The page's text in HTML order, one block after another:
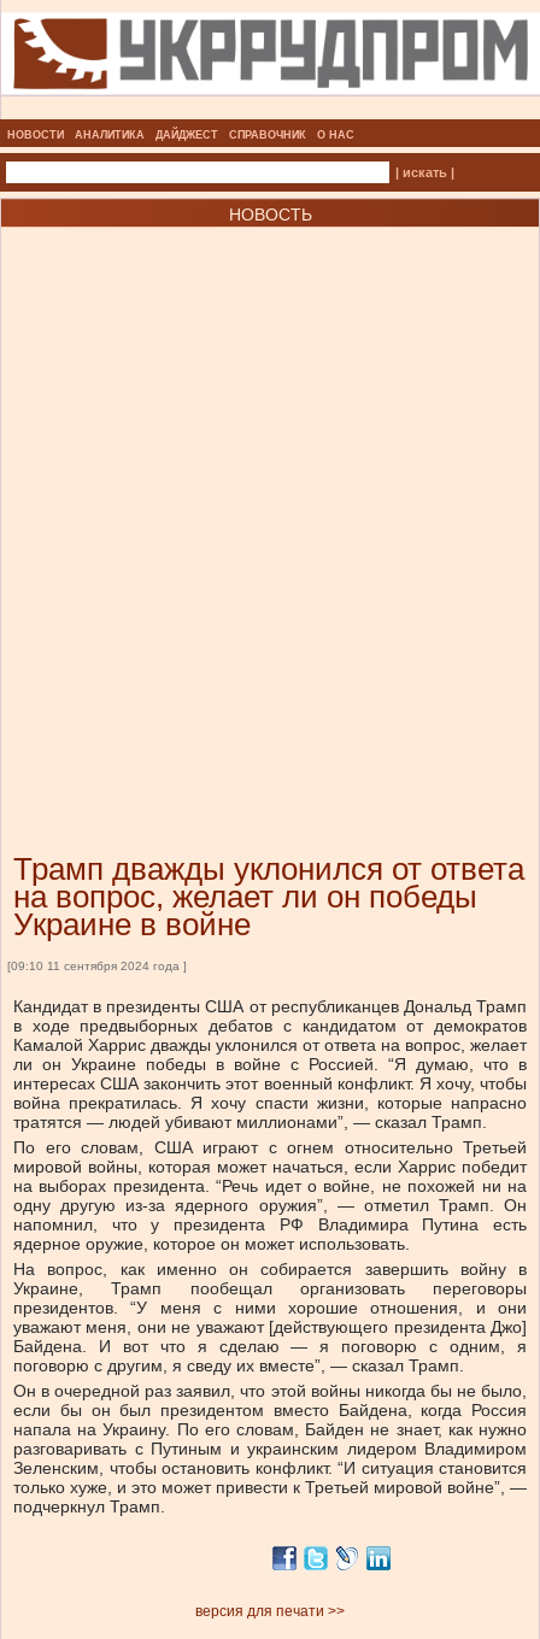
НОВОСТИ АНАЛИТИКА ДАЙДЖЕСТ СПРАВОЧНИК О НАС
| искать |
НОВОСТЬ
Трамп дважды уклонился от ответа
на вопрос, желает ли он победы
Украине в войне
[09:10 11 сентября 2024 года ]
Кандидат в президенты США от республиканцев Дональд Трамп
в ходе предвыборных дебатов с кандидатом от демократов
Камалой Харрис дважды уклонился от ответа на вопрос, желает
ли он Украине победы в войне с Россией. “Я думаю, что в
интересах США закончить этот военный конфликт. Я хочу, чтобы
война прекратилась. Я хочу спасти жизни, которые напрасно
тратятся — людей убивают миллионами”, — сказал Трамп.
По его словам, США играют с огнем относительно Третьей
мировой войны, которая может начаться, если Харрис победит
на выборах президента. “Речь идет о войне, не похожей ни на
одну другую из-за ядерного оружия”, — отметил Трамп. Он
напомнил, что у президента РФ Владимира Путина есть
ядерное оружие, которое он может использовать.
На вопрос, как именно он собирается завершить войну в
Украине, Трамп пообещал организовать переговоры
президентов. “У меня с ними хорошие отношения, и они
уважают меня, они не уважают [действующего президента Джо]
Байдена. И вот что я сделаю — я поговорю с одним, я
поговорю с другим, я сведу их вместе”, — сказал Трамп.
Он в очередной раз заявил, что этой войны никогда бы не было,
если бы он был президентом вместо Байдена, когда Россия
напала на Украину. По его словам, Байден не знает, как нужно
разговаривать с Путиным и украинским лидером Владимиром
Зеленским, чтобы остановить конфликт. “И ситуация становится
только хуже, и это может привести к Третьей мировой войне”, —
подчеркнул Трамп.
версия для печати >>